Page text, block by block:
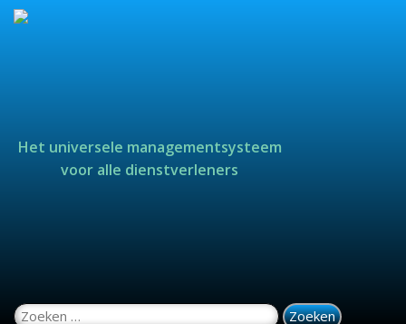
Het universele managementsysteem
voor alle dienstverleners
Zoeken naar: